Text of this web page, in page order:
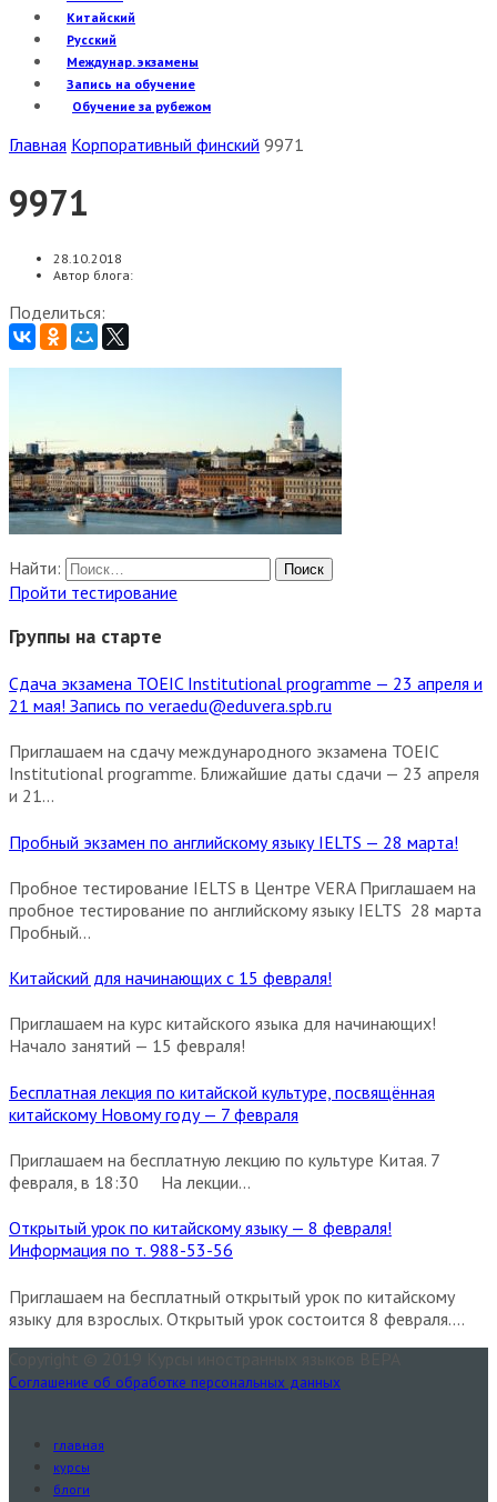
Китайский
Русский
Междунар. экзамены
Запись на обучение
Обучение за рубежом
Главная Корпоративный финский 9971
9971
28.10.2018
Автор блога:
Поделиться:
Найти:
Пройти тестирование
Группы на старте
Сдача экзамена TOEIC Institutional programme — 23 апреля и
21 мая! Запись по veraedu@eduvera.spb.ru
Приглашаем на сдачу международного экзамена TOEIC
Institutional programme. Ближайшие даты сдачи — 23 апреля
и 21...
Пробный экзамен по английскому языку IELTS — 28 марта!
Пробное тестирование IELTS в Центре VERA Приглашаем на
пробное тестирование по английскому языку IELTS 28 марта
Пробный...
Китайский для начинающих с 15 февраля!
Приглашаем на курс китайского языка для начинающих!
Начало занятий — 15 февраля!
Бесплатная лекция по китайской культуре, посвящённая
китайскому Новому году — 7 февраля
Приглашаем на бесплатную лекцию по культуре Китая. 7
февраля, в 18:30 На лекции...
Открытый урок по китайскому языку — 8 февраля!
Информация по т. 988-53-56
Приглашаем на бесплатный открытый урок по китайскому
языку для взрослых. Открытый урок состоится 8 февраля....
Соглашение об обработке персональных данных
главная
курсы
блоги